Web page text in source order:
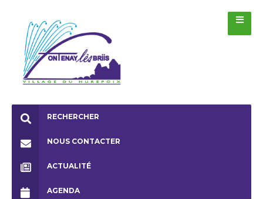
RECHERCHER
NOUS CONTACTER
ACTUALITÉ
AGENDA